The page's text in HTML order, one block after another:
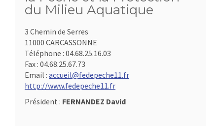
du Milieu Aquatique
3 Chemin de Serres
11000 CARCASSONNE
Téléphone : 04.68.25.16.03
Fax : 04.68.25.67.73
Email : accueil@fedepeche11.fr
http://www.fedepeche11.fr
Président : FERNANDEZ David